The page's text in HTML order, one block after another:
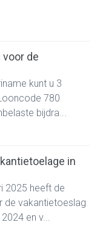
de
kunt u 3
780
bijdra...
in
2025 heeft de
de vakantietoeslag
en v...